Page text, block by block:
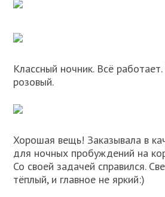
Классный ночник. Всё
розовый.
Хорошая вещь! Заказывала в
для ночных пробуждений на
Со своей задачей справился.
тёплый, и главное не яркий:)